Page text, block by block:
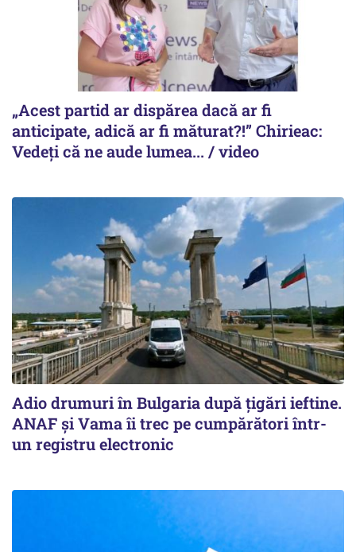
„Acest partid ar dispărea dacă ar fi
anticipate, adică ar fi măturat?!” Chirieac:
Vedeți că ne aude lumea... / video
Adio drumuri în Bulgaria după țigări ieftine.
ANAF și Vama îi trec pe cumpărători într-
un registru electronic